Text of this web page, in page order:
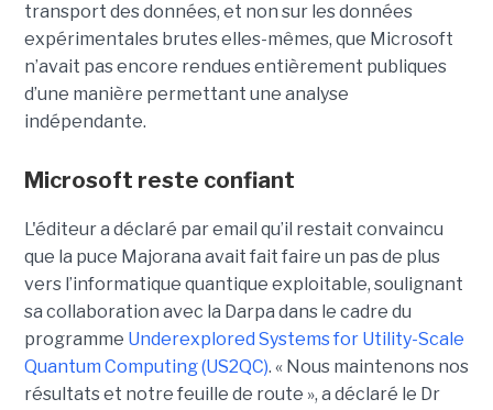
transport des données, et non sur les données
expérimentales brutes elles-mêmes, que Microsoft
n’avait pas encore rendues entièrement publiques
d’une manière permettant une analyse
indépendante.
Microsoft reste confiant
L'éditeur a déclaré par email qu’il restait convaincu
que la puce Majorana avait fait faire un pas de plus
vers l’informatique quantique exploitable, soulignant
sa collaboration avec la Darpa dans le cadre du
programme Underexplored Systems for Utility-Scale
Quantum Computing (US2QC). « Nous maintenons nos
résultats et notre feuille de route », a déclaré le Dr